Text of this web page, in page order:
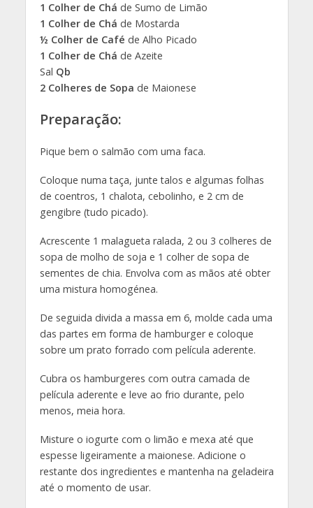
1 Colher de Chá de Sumo de Limão
1 Colher de Chá de Mostarda
½ Colher de Café de Alho Picado
1 Colher de Chá de Azeite
Sal Qb
2 Colheres de Sopa de Maionese
Preparação:
Pique bem o salmão com uma faca.
Coloque numa taça, junte talos e algumas folhas
de coentros, 1 chalota, cebolinho, e 2 cm de
gengibre (tudo picado).
Acrescente 1 malagueta ralada, 2 ou 3 colheres de
sopa de molho de soja e 1 colher de sopa de
sementes de chia. Envolva com as mãos até obter
uma mistura homogénea.
De seguida divida a massa em 6, molde cada uma
das partes em forma de hamburger e coloque
sobre um prato forrado com película aderente.
Cubra os hamburgeres com outra camada de
película aderente e leve ao frio durante, pelo
menos, meia hora.
Misture o iogurte com o limão e mexa até que
espesse ligeiramente a maionese. Adicione o
restante dos ingredientes e mantenha na geladeira
até o momento de usar.